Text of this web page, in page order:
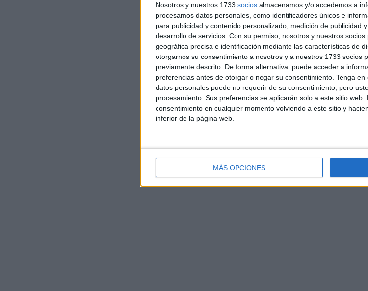
Nosotros y nuestros 1733 socios almacenamos y/o accedemos a
procesamos datos personales, como identificadores únicos e
para publicidad y contenido personalizado, medición de publicidad
desarrollo de servicios. Con su permiso, nosotros y nuestros
geográfica precisa e identificación mediante las características de
otorgarnos su consentimiento a nosotros y a nuestros 1733 socios
previamente descrito. De forma alternativa, puede acceder a
preferencias antes de otorgar o negar su consentimiento. Tenga en
datos personales puede no requerir de su consentimiento, pero
procesamiento. Sus preferencias se aplicarán solo a este sitio
consentimiento en cualquier momento volviendo a este sitio y
inferior de la página web.
MÁS OPCIONES